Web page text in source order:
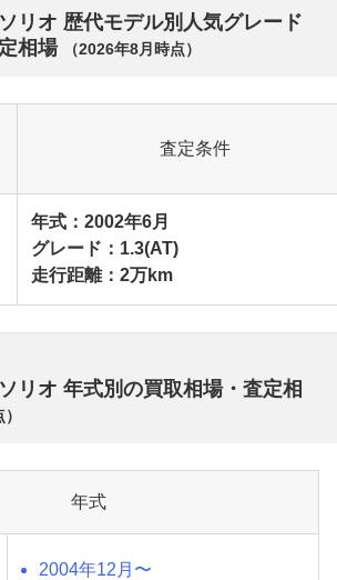
リオ 歴代モデル別人気グレード
相場
（2026年8月 時点）
査定条件
年式：2002年6月
グレード：1.3(AT)
走行距離：2万km
リオ 年式別の買取相場・査定相
年式
2004年12月〜